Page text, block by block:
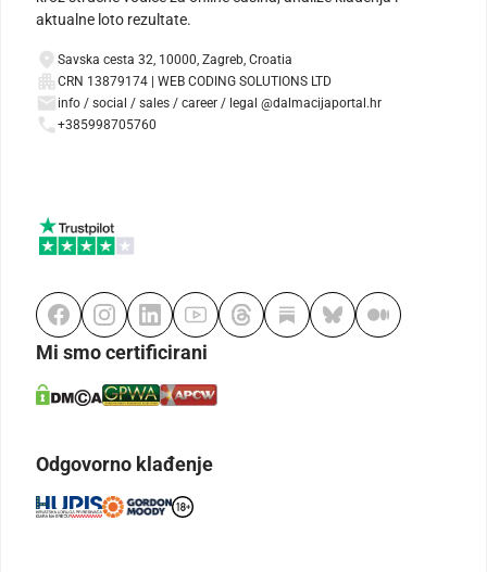
aktualne loto rezultate.
Savska cesta 32, 10000, Zagreb, Croatia
CRN 13879174 | WEB CODING SOLUTIONS LTD
info / social / sales / career / legal @dalmacijaportal.hr
+385998705760
Mi smo certificirani
Odgovorno klađenje